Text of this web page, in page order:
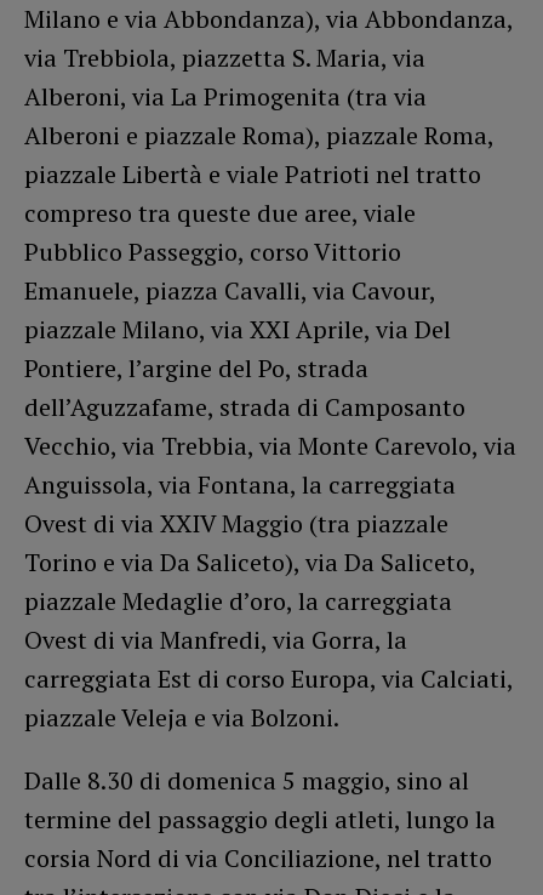
Milano e via Abbondanza), via Abbondanza,
via Trebbiola, piazzetta S. Maria, via
Alberoni, via La Primogenita (tra via
Alberoni e piazzale Roma), piazzale Roma,
piazzale Libertà e viale Patrioti nel tratto
compreso tra queste due aree, viale
Pubblico Passeggio, corso Vittorio
Emanuele, piazza Cavalli, via Cavour,
piazzale Milano, via XXI Aprile, via Del
Pontiere, l’argine del Po, strada
dell’Aguzzafame, strada di Camposanto
Vecchio, via Trebbia, via Monte Carevolo, via
Anguissola, via Fontana, la carreggiata
Ovest di via XXIV Maggio (tra piazzale
Torino e via Da Saliceto), via Da Saliceto,
piazzale Medaglie d’oro, la carreggiata
Ovest di via Manfredi, via Gorra, la
carreggiata Est di corso Europa, via Calciati,
piazzale Veleja e via Bolzoni.
Dalle 8.30 di domenica 5 maggio, sino al
termine del passaggio degli atleti, lungo la
corsia Nord di via Conciliazione, nel tratto